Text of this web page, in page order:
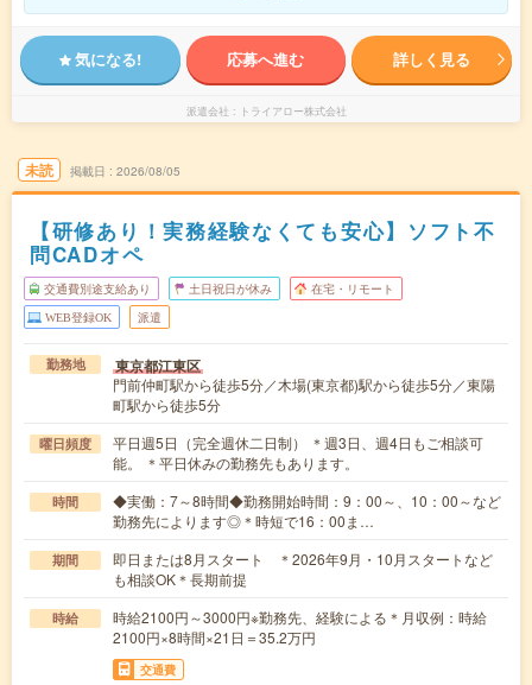
気になる! 応募へ進む 詳しく見る
派遣会社 トライアロー株式会社
未読 掲載日 2026/08/05
【研修あり！実務経験なくても安心】ソフト不
問CADオペ
交通費別途支給あり 土日祝日が休み 在宅・リモート
WEB登録OK 派遣
勤務地 東京都江東区
門前仲町駅から徒歩5分／木場(東京都)駅から徒歩5分／東陽
町駅から徒歩5分
曜日頻度
平日週5日（完全週休二日制） ＊週3日、週4日もご相談可
能。 ＊平日休みの勤務先もあります。
時間
◆実働：7～8時間◆勤務開始時間：9：00～、10：00～など
勤務先によります◎＊時短で16：00ま…
期間
即日または8月スタート ＊2026年9月・10月スタートなど
も相談OK＊長期前提
時給
時給2100円～3000円※勤務先、経験による＊月収例：時給
2100円×8時間×21日＝35.2万円
交通費